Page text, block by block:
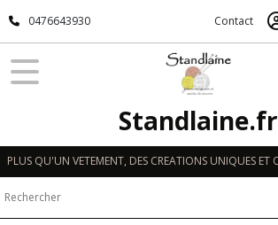
0476643930 Contact
Standlaine.fr